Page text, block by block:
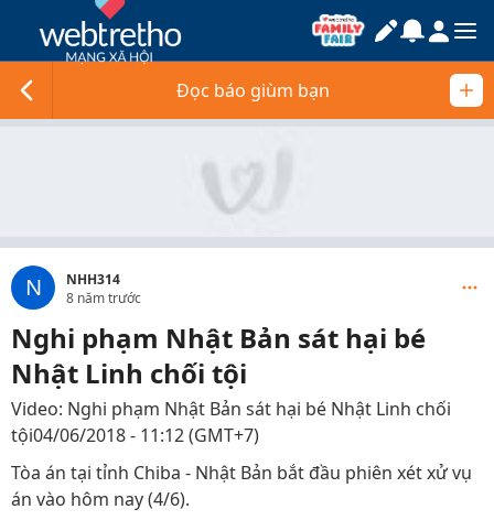
Đọc báo giùm bạn
N
NHH314
8 năm trước
Nghi phạm Nhật Bản sát hại bé
Nhật Linh chối tội
Video: Nghi phạm Nhật Bản sát hại bé Nhật Linh chối
tội04/06/2018 - 11:12 (GMT+7)
Tòa án tại tỉnh Chiba - Nhật Bản bắt đầu phiên xét xử vụ
án vào hôm nay (4/6).